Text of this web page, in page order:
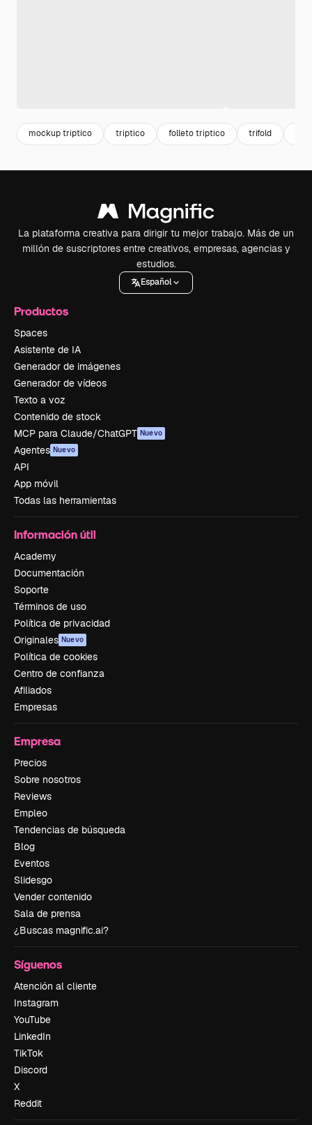
mockup triptico triptico folleto triptico trifold
La plataforma creativa para dirigir tu mejor trabajo. Más de un
millón de suscriptores entre creativos, empresas, agencias y
estudios.
Español
Productos
Spaces
Asistente de IA
Generador de imágenes
Generador de vídeos
Texto a voz
Contenido de stock
MCP para Claude/ChatGPT Nuevo
Agentes Nuevo
API
App móvil
Todas las herramientas
Información útil
Academy
Documentación
Soporte
Términos de uso
Política de privacidad
Originales Nuevo
Política de cookies
Centro de confianza
Afiliados
Empresas
Empresa
Precios
Sobre nosotros
Reviews
Empleo
Tendencias de búsqueda
Blog
Eventos
Slidesgo
Vender contenido
Sala de prensa
¿Buscas magnific.ai?
Síguenos
Atención al cliente
Instagram
YouTube
LinkedIn
TikTok
Discord
X
Reddit